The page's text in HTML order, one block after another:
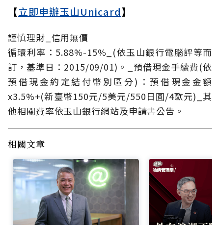
【立即申辦玉山Unicard】
謹慎理財_信用無價
循環利率：5.88%-15%_(依玉山銀行電腦評等而
訂，基準日：2015/09/01)。_預借現金手續費(依
預借現金約定結付幣別區分)：預借現金金額
x3.5%+(新臺幣150元/5美元/550日圓/4歐元)_其
他相關費率依玉山銀行網站及申請書公告。
相關文章